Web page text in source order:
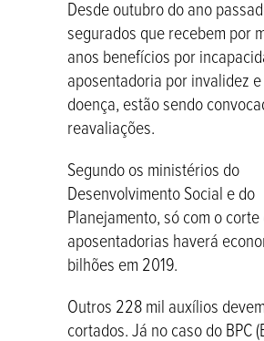
Desde outubro do ano
segurados que recebem por
anos benefícios por
aposentadoria por invalidez
doença, estão sendo
reavaliações.
Segundo os ministérios do
Desenvolvimento Social e do
Planejamento, só com o corte
aposentadorias haverá
bilhões em 2019.
Outros 228 mil auxílios
cortados. Já no caso do BPC